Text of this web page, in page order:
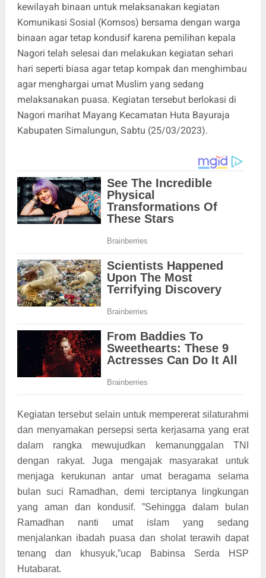
kewilayah binaan untuk melaksanakan kegiatan
Komunikasi Sosial (Komsos) bersama dengan warga
binaan agar tetap kondusif karena pemilihan kepala
Nagori telah selesai dan melakukan kegiatan sehari
hari seperti biasa agar tetap kompak dan menghimbau
agar menghargai umat Muslim yang sedang
melaksanakan puasa. Kegiatan tersebut berlokasi di
Nagori marihat Mayang Kecamatan Huta Bayuraja
Kabupaten Simalungun, Sabtu (25/03/2023).
Kegiatan tersebut selain untuk mempererat silaturahmi
dan menyamakan persepsi serta kerjasama yang erat
dalam rangka mewujudkan kemanunggalan TNI
dengan rakyat. Juga mengajak masyarakat untuk
menjaga kerukunan antar umat beragama selama
bulan suci Ramadhan, demi terciptanya lingkungan
yang aman dan kondusif. ”Sehingga dalam bulan
Ramadhan nanti umat islam yang sedang
menjalankan ibadah puasa dan sholat terawih dapat
tenang dan khusyuk,”ucap Babinsa Serda HSP
Hutabarat.